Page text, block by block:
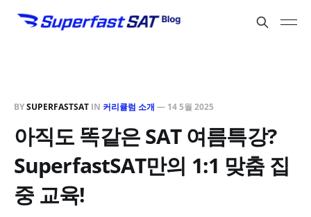
BYSUPERFASTSAT IN 커리큘럼 소개 — 14 5월 2025
아직도 똑같은 SAT 여름특강?
SuperfastSAT만의 1:1 맞춤 집
중 교육!